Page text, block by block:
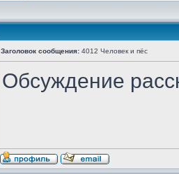
Заголовок сообщения: 4012 Человек и пёс
Обсуждение